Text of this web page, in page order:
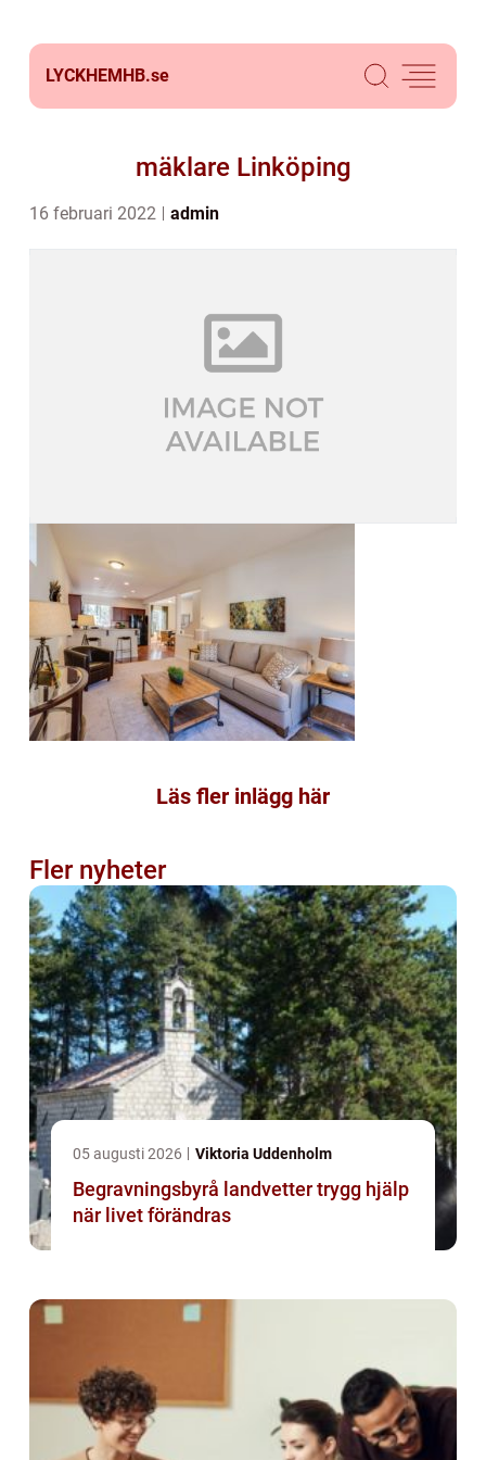
LYCKHEMHB.se
mäklare Linköping
16 februari 2022 admin
Läs fler inlägg här
Fler nyheter
05 augusti 2026 Viktoria Uddenholm
Begravningsbyrå landvetter trygg hjälp
när livet förändras